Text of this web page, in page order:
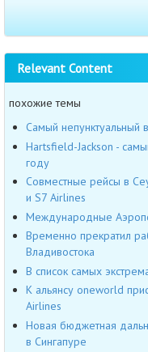
Relevant Content
похожие темы
Cамый непунктуальный
Hartsfield-Jackson -
году
Совместные рейсы в
и S7 Airlines
Международные
Временно прекратил
Владивостока
В список самых
К альянсу oneworld
Airlines
Новая бюджетная
в Сингапуре